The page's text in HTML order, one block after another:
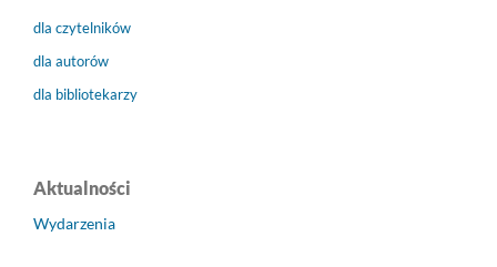
dla czytelników
dla autorów
dla bibliotekarzy
Aktualności
Wydarzenia